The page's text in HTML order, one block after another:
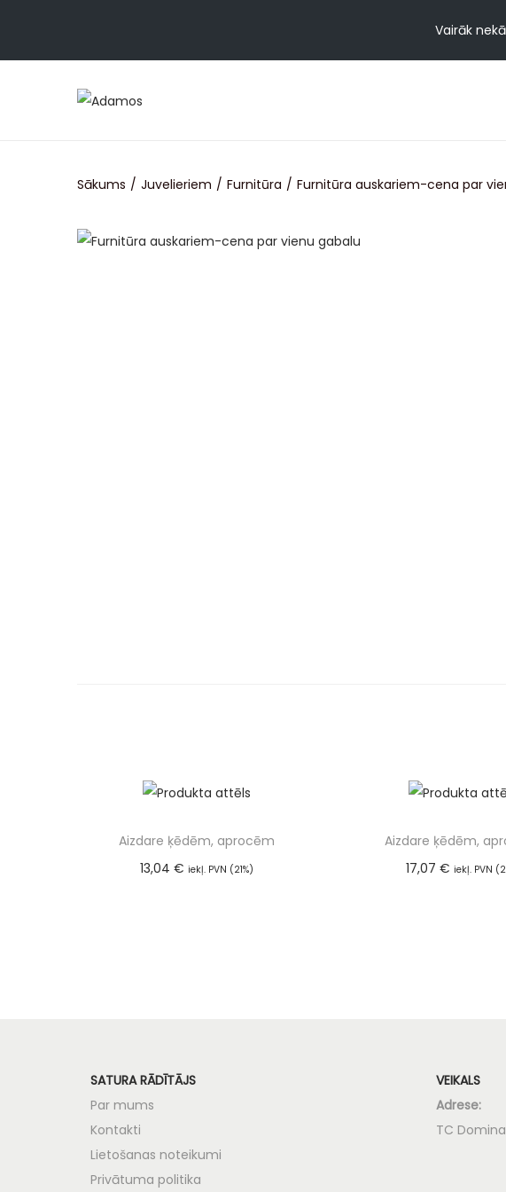
Vairāk
Sākums / Juvelieriem / Furnitūra / Furnitūra auskariem-cena par
Aizdare ķēdēm, aprocēm
13,04 € iekļ. PVN (21%)
Aizdare ķēdēm,
17,07 € iekļ. PVN
SATURA RĀDĪTĀJS
Par mums
Kontakti
Lietošanas noteikumi
Privātuma politika
VEIKALS
Adrese:
TC